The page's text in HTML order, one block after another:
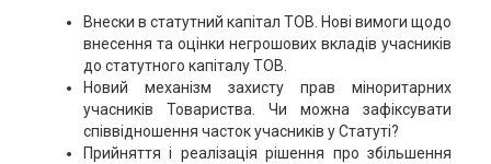
Внески в статутний капітал ТОВ. Нові вимоги щодо
внесення та оцінки негрошових вкладів учасників
до статутного капіталу ТОВ.
Новий механізм захисту прав міноритарних
учасників Товариства. Чи можна зафіксувати
співвідношення часток учасників у Статуті?
Прийняття і реалізація рішення про збільшення